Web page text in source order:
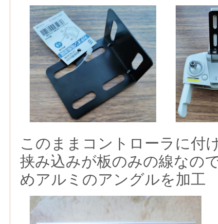
このままコントローラに付
挟み込みが板のみの線なの
めアルミのアングルを加工